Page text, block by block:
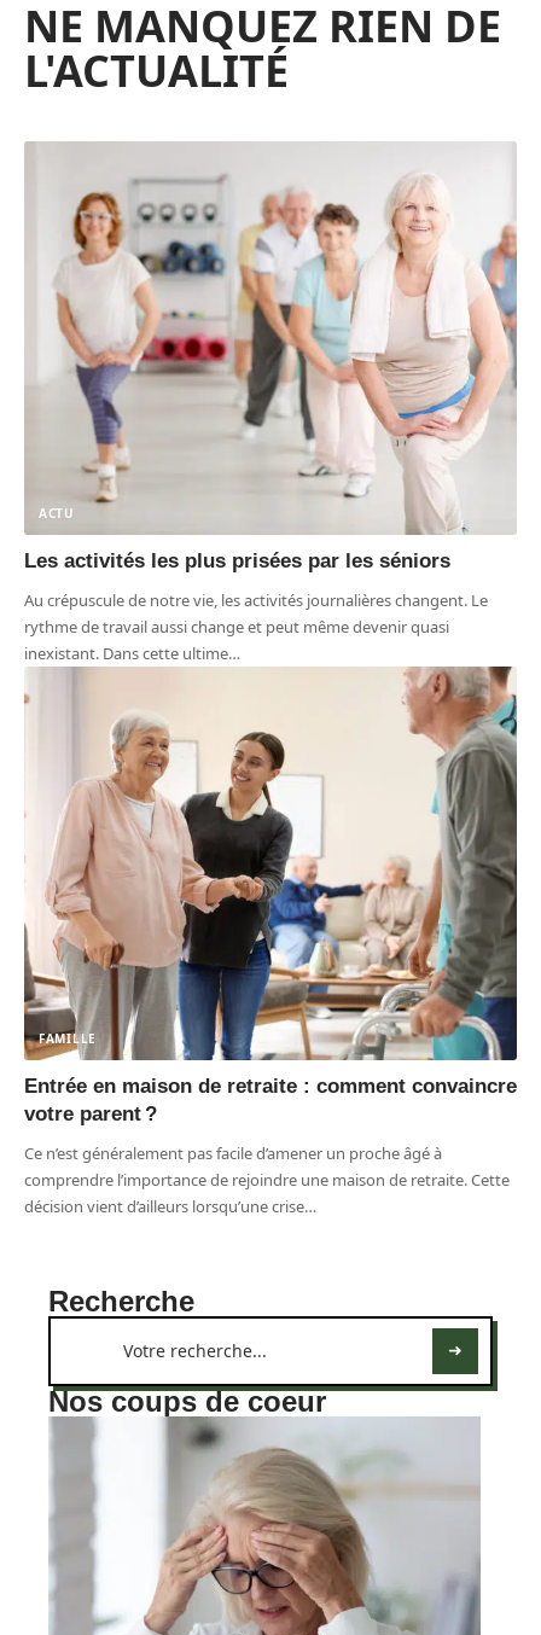
NE MANQUEZ RIEN DE
L'ACTUALITÉ
ACTU
Les activités les plus prisées par les séniors
Au crépuscule de notre vie, les activités journalières changent. Le
rythme de travail aussi change et peut même devenir quasi
inexistant. Dans cette ultime…
FAMILLE
Entrée en maison de retraite : comment convaincre
votre parent ?
Ce n’est généralement pas facile d’amener un proche âgé à
comprendre l’importance de rejoindre une maison de retraite. Cette
décision vient d’ailleurs lorsqu’une crise…
Recherche
Nos coups de coeur